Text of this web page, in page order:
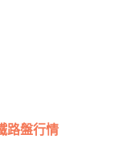
路盤行情